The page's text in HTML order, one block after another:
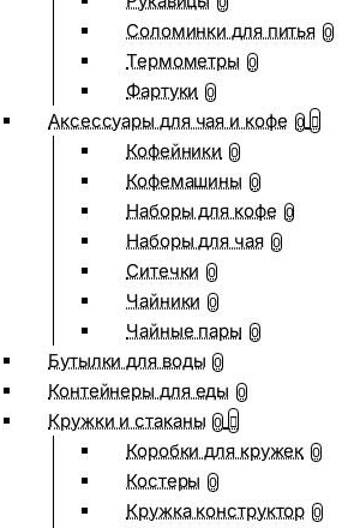
Соломинки для питья 0
Термометры 0
Фартуки 0
Аксессуары для чая и кофе 0
Кофейники 0
Кофемашины 0
Наборы для кофе 0
Наборы для чая 0
Ситечки 0
Чайники 0
Чайные пары 0
Бутылки для воды 0
Контейнеры для еды 0
Кружки и стаканы 0
Коробки для кружек 0
Костеры 0
Кружка конструктор 0